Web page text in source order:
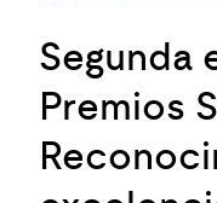
Segunda
Premios